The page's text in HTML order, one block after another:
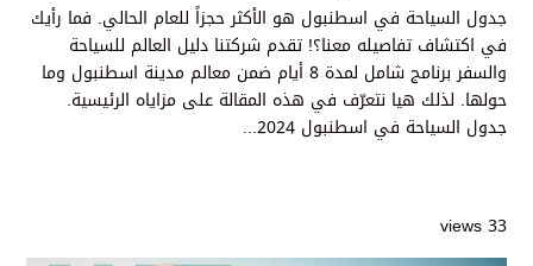
جدول السياحة في اسطنبول هو الأكثر حجزاً للعام الحالي. فما رأيك
في اكتشاف تفاصيله معنا؟! تقدم شركتنا دليل العالم للسياحة
والسفر برنامج شامل لمدة 8 أيام ضمن معالم مدينة اسطنبول وما
حولها. لذلك هيا نتعرّف في هذه المقالة على مزاياه الرئيسية.
جدول السياحة في اسطنبول 2024...
33 views